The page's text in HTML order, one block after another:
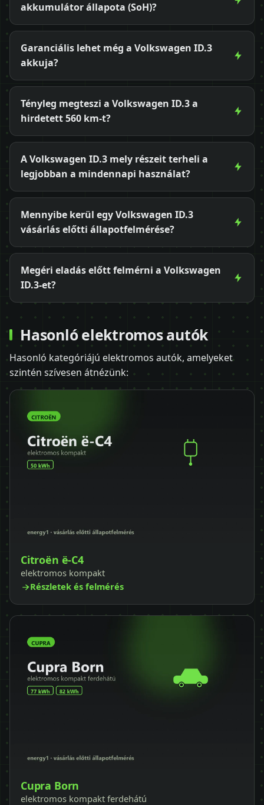
akkumulátor állapota (SoH)?
Garanciális lehet még a Volkswagen ID.3
akkuja?
Tényleg megteszi a Volkswagen ID.3 a
hirdetett 560 km-t?
A Volkswagen ID.3 mely részeit terheli a
legjobban a mindennapi használat?
Mennyibe kerül egy Volkswagen ID.3
vásárlás előtti állapotfelmérése?
Megéri eladás előtt felmérni a Volkswagen
ID.3-et?
Hasonló elektromos autók
Hasonló kategóriájú elektromos autók, amelyeket
szintén szívesen átnézünk:
Citroën ë-C4
elektromos kompakt
Részletek és felmérés
Cupra Born
elektromos kompakt ferdehátú